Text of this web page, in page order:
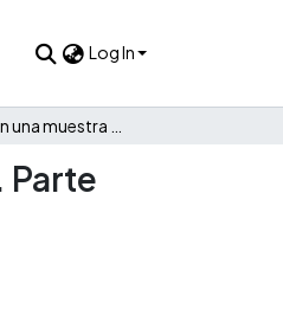
Log In
Parte